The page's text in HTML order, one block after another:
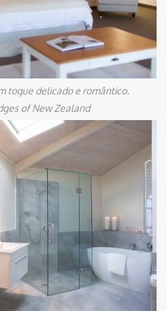
toque delicado e romântico.
of New Zealand